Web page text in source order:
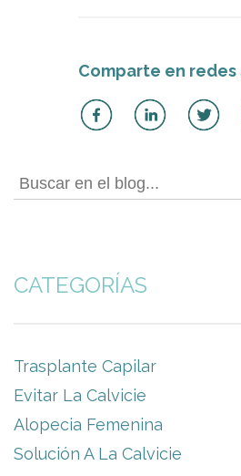
Comparte en redes
CATEGORÍAS
Trasplante Capilar
Evitar La Calvicie
Alopecia Femenina
Solución A La Calvicie